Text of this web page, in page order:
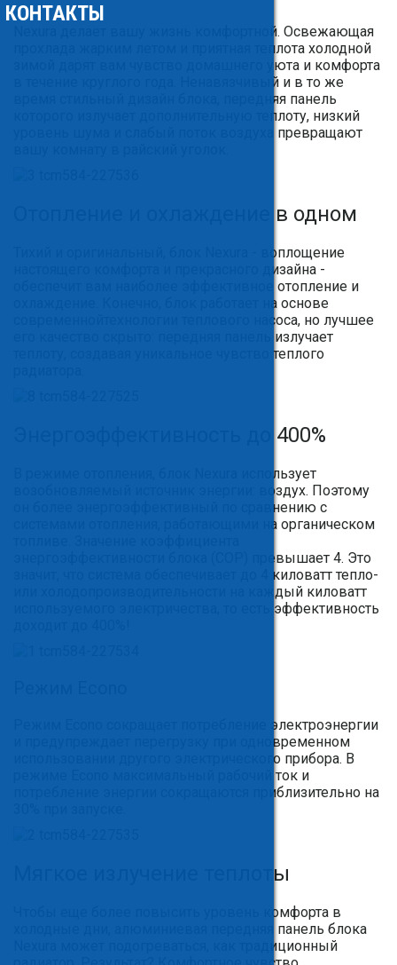
КОНТАКТЫ
Nexura делает вашу жизнь комфортной. Освежающая
прохлада жарким летом и приятная теплота холодной
зимой дарят вам чувство домашнего уюта и комфорта
в течение круглого года. Ненавязчивый и в то же
время стильный дизайн блока, передняя панель
которого излучает дополнительную теплоту, низкий
уровень шума и слабый поток воздуха превращают
Отопление и охлаждение в одном
Тихий и оригинальный, блок Nexura - воплощение
настоящего комфорта и прекрасного дизайна -
обеспечит вам наиболее эффективное отопление и
охлаждение. Конечно, блок работает на основе
современнойтехнологии теплового насоса, но лучшее
его качество скрыто: передняя панель излучает
теплоту, создавая уникальное чувство теплого
Энергоэффективность до 400%
В режиме отопления, блок Nexura использует
возобновляемый источник энергии: воздух. Поэтому
он более энергоэффективный по сравнению с
системами отопления, работающими на органическом
энергоэффективности блока (COP) превышает 4. Это
значит, что система обеспечивает до 4 киловатт тепло-
или холодопроизводительности на каждый киловатт
используемого электричества, то есть эффективность
Режим Econo сокращает потребление электроэнергии
и предупреждает перегрузку при одновременном
использовании другого электрического прибора. В
режиме Econo максимальный рабочий ток и
потребление энергии сокращаются приблизительно на
Мягкое излучение теплоты
Чтобы еще более повысить уровень комфорта в
холодные дни, алюминиевая передняя панель блока
Nexura может подогреваться, как традиционный